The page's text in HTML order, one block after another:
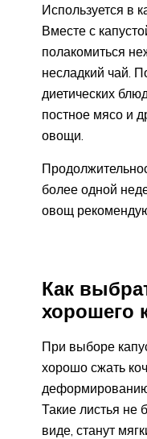
Используется в
Вместе с
полакомиться
несладкий чай.
диетических
постное мясо и
овощи.
более одной
овощ
Как
хорошего
При выборе
хорошо сжать
Такие листья не
виде, станут